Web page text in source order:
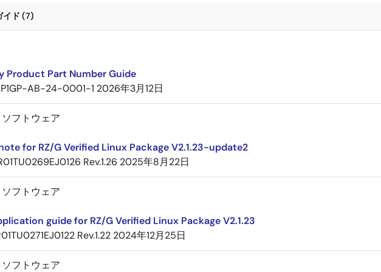
イド (7)
Product Part Number Guide
AB-24-0001-1 2026年3月12日
フトウェア
for RZ/G Verified Linux Package V2.1.23-update2
Rev.1.26 2025年8月22日
フトウェア
guide for RZ/G Verified Linux Package V2.1.23
Rev.1.22 2024年12月25日
フトウェア